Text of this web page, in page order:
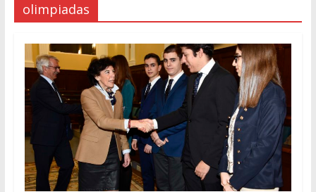
olimpiadas